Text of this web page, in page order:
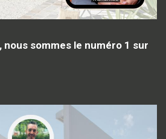
sommes le numéro 1 sur